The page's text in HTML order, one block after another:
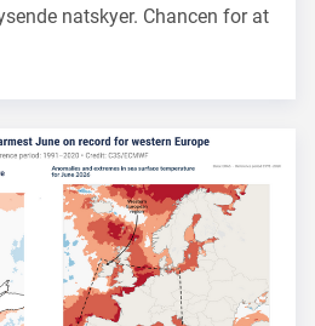
natskyer. Chancen for at